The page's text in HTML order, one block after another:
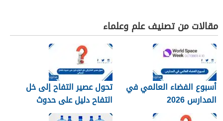
مقالات من تصنيف علم وعلماء
أسبوع الفضاء العالمي في
المدارس 2026
تحول عصير التفاح إلى خل
التفاح دليل على حدوث
تفاعل كيميائي.